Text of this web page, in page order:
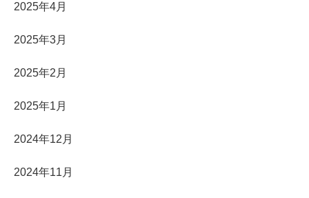
2025年4月
2025年3月
2025年2月
2025年1月
2024年12月
2024年11月